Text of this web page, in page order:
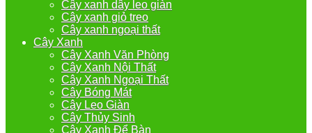
Cây xanh dây leo giàn
Cây xanh giỏ treo
Cây xanh ngoại thất
Cây Xanh
Cây Xanh Văn Phòng
Cây Xanh Nội Thất
Cây Xanh Ngoại Thất
Cây Bóng Mát
Cây Leo Giàn
Cây Thủy Sinh
Cây Xanh Để Bàn